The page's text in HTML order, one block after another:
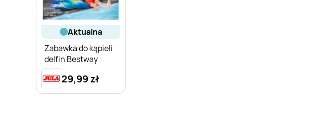
aktualna
Zabawka do kąpieli
delfin Bestway
29,99 zł